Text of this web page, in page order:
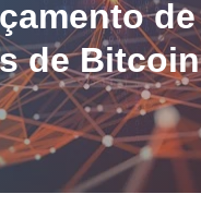
de
de Bitcoin